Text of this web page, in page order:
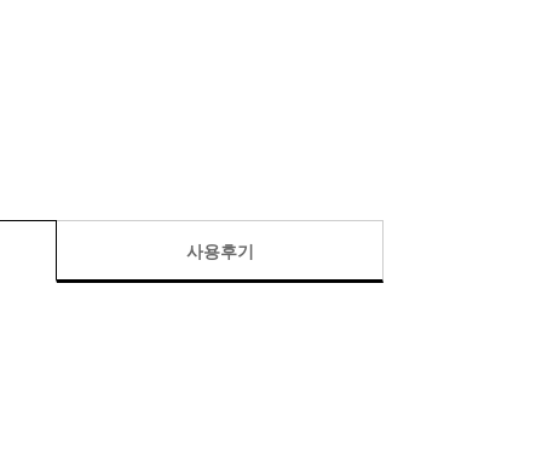
사용후기